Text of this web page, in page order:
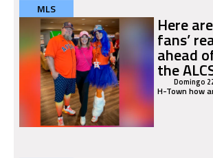
MLS
Here
fans’
ahead
theDomingo
H-Town how